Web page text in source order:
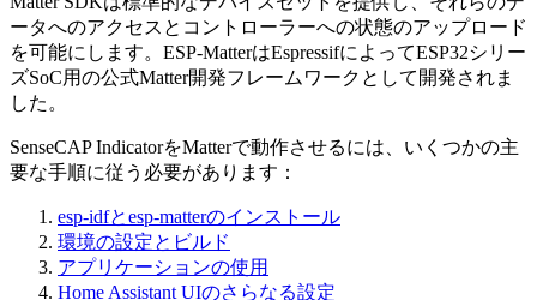
ータへのアクセスとコントローラーへの状態のアップロード
を可能にします。ESP-MatterはEspressifによってESP32シリー
ズSoC用の公式Matter開発フレームワークとして開発されま
した。
SenseCAP IndicatorをMatterで動作させるには、いくつかの主
要な手順に従う必要があります：
esp-idfとesp-matterのインストール
環境の設定とビルド
アプリケーションの使用
Home Assistant UIのさらなる設定